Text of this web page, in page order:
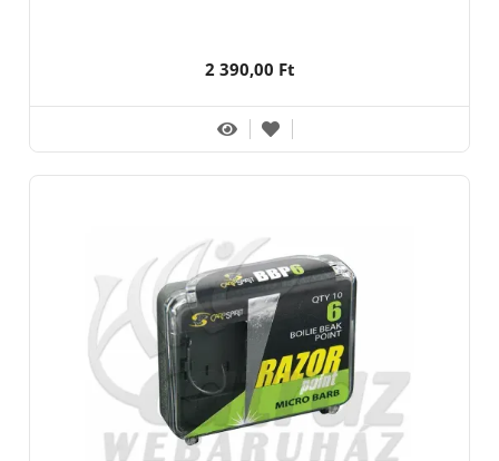
2 390,00 Ft